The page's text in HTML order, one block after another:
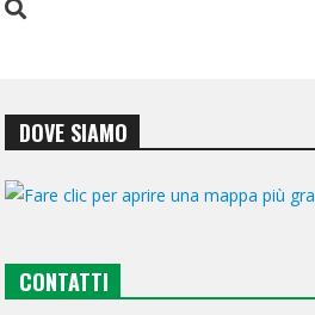
DOVE SIAMO
CONTATTI